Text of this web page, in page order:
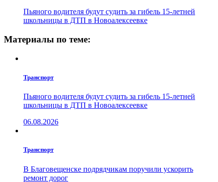
Пьяного водителя будут судить за гибель 15-летней
школьницы в ДТП в Новоалексеевке
Материалы по теме:
Транспорт
Пьяного водителя будут судить за гибель 15-летней
школьницы в ДТП в Новоалексеевке
06.08.2026
Транспорт
В Благовещенске подрядчикам поручили ускорить
ремонт дорог